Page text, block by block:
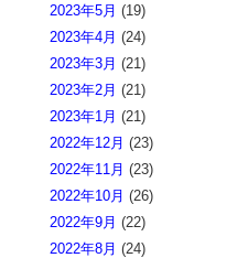
2023年5月 (19)
2023年4月 (24)
2023年3月 (21)
2023年2月 (21)
2023年1月 (21)
2022年12月 (23)
2022年11月 (23)
2022年10月 (26)
2022年9月 (22)
2022年8月 (24)